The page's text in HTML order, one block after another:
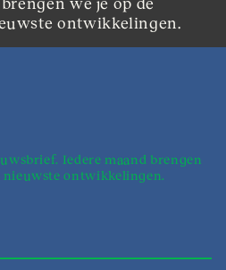
ontwikkelingen.
Iedere maand brengen
nieuwste ontwikkelingen.